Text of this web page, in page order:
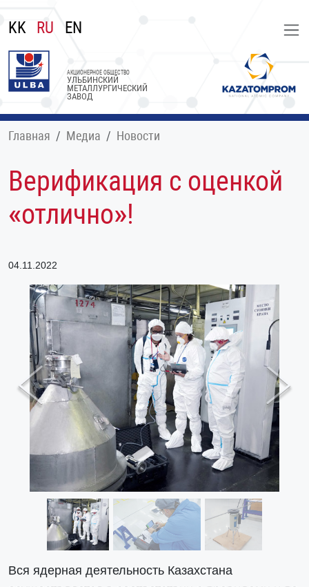
KK RU EN
УЛЬБИНСКИЙ
МЕТАЛЛУРГИЧЕСКИЙ
ЗАВОД
АКЦИОНЕРНОЕ ОБЩЕСТВО
Главная Медиа Новости
Верификация с оценкой
«отлично»!
04.11.2022
Previous Next
Вся ядерная деятельность Казахстана